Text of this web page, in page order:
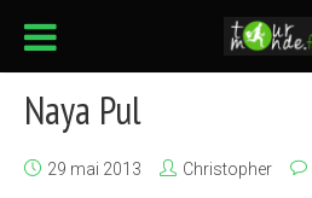
Naya Pul
29 mai 2013 Christopher